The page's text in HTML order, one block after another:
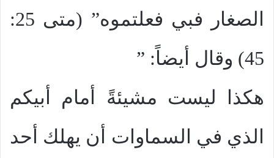
الصغار فبي فعلتموه” (متى 25:
45) وقال أيضاً: ”
هكذا ليست مشيئةً أمام أبيكم
الذي في السماوات أن يهلك أحد